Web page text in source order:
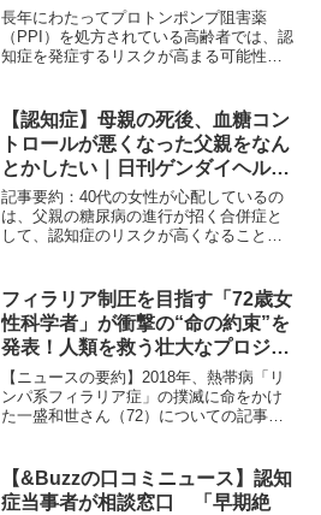
研究 – QLifePro 医療ニュース
長年にわたってプロトンポンプ阻害薬
（PPI）を処方されている高齢者では、認
知症を発症するリスクが高まる可能性の
長期使用者は、一度も使用したことがな
い人と比べて33％...
【認知症】母親の死後、血糖コン
トロールが悪くなった父親をなん
とかしたい｜日刊ゲンダイヘルス
ケア
記事要約：40代の女性が心配しているの
は、父親の糖尿病の進行が招く合併症と
して、認知症のリスクが高くなることで
トロールが良かったのですが、半年前に
母親が亡くなってから...
フィラリア制圧を目指す「72歳女
性科学者」が衝撃の“命の約束”を
発表！人類を救う壮大なプロジェ
クトとは？【&Buzzの口コミニュ
ース】
【ニュースの要約】2018年、熱帯病「リ
ンパ系フィラリア症」の撲滅に命をかけ
た一盛和世さん（72）についての記事で
けました。その後、博士号を取得し、世
界各地で熱帯病の...
【&Buzzの口コミニュース】認知
症当事者が相談窓口 「早期絶